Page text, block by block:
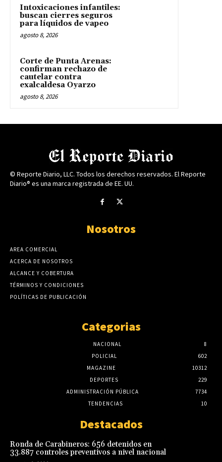
Intoxicaciones infantiles:
buscan cierres seguros
para líquidos de vapeo
agosto 8, 2026
Corte de Punta Arenas:
confirman rechazo de
cautelar contra
exalcaldesa Oyarzo
agosto 8, 2026
© Reporte Diario, LLC. Todos los derechos reservados. El Reporte
Diario® es una marca registrada de EE. UU.
Nosotros
AREA COMERCIAL
ACERCA DE NOSOTROS
ALCANCE Y COBERTURA
TÉRMINOS Y CONDICIONES
POLÍTICAS DE PUBLICACIÓN
Categorias
NACIONAL
8
POLICIAL
602
MAGAZINE
10312
DEPORTES
229
ADMINISTRACIÓN PÚBLICA
7734
TENDENCIAS
10
Destacados
Ronda de Carabineros: 656 detenidos en
33.887 controles preventivos a nivel nacional